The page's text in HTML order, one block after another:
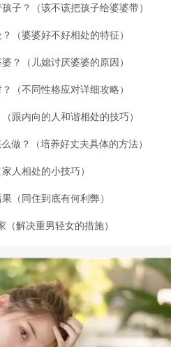
子？（该不该把孩子给婆婆带）
（婆婆好不好相处的特征）
？（儿媳讨厌婆婆的原因）
（不同性格应对详细攻略）
跟内向的人和谐相处的技巧）
做？（培养好丈夫具体的方法）
人相处的小技巧）
（同住到底有何利弊）
解决重男轻女的措施）